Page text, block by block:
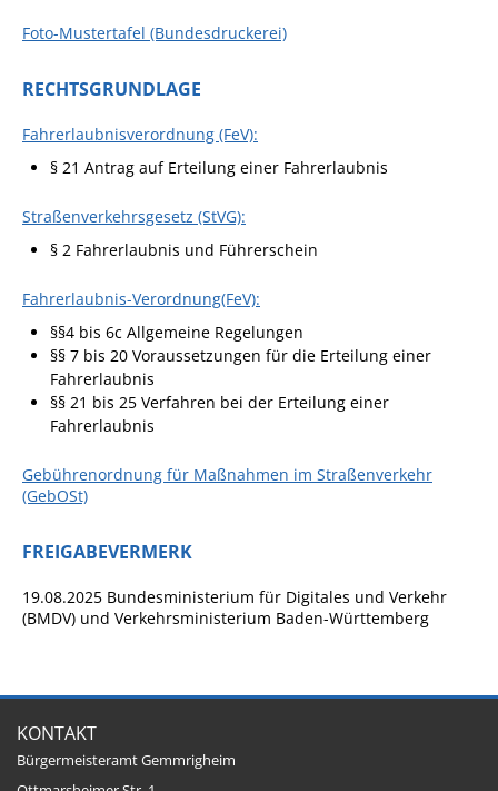
Karriere
ERLEBEN
Steillagen/Weinberge
Pop-Up-Museum
Kerngeschichten
Gemmrigheim
Kinder und Jugendliche
Vereine + Kultur
Kirchen
Foto-Mustertafel (Bundesdruckerei)
RECHTSGRUNDLAGE
Fahrerlaubnisverordnung (FeV):
§ 21 Antrag auf Erteilung einer Fahrerlaubnis
Straßenverkehrsgesetz (StVG):
§ 2 Fahrerlaubnis und Führerschein
Fahrerlaubnis-Verordnung(FeV):
§§4 bis 6cAllgemeine Regelungen
§§ 7 bis 20 Voraussetzungen für die Erteilung einer
Fahrerlaubnis
§§ 21 bis 25 Verfahren bei der Erteilung einer
Fahrerlaubnis
Gebührenordnung für Maßnahmen im Straßenverkehr
(GebOSt)
FREIGABEVERMERK
19.08.2025 Bundesministerium für Digitales und Verkehr
(BMDV) und Verkehrsministerium Baden-Württemberg
KONTAKT
Bürgermeisteramt Gemmrigheim